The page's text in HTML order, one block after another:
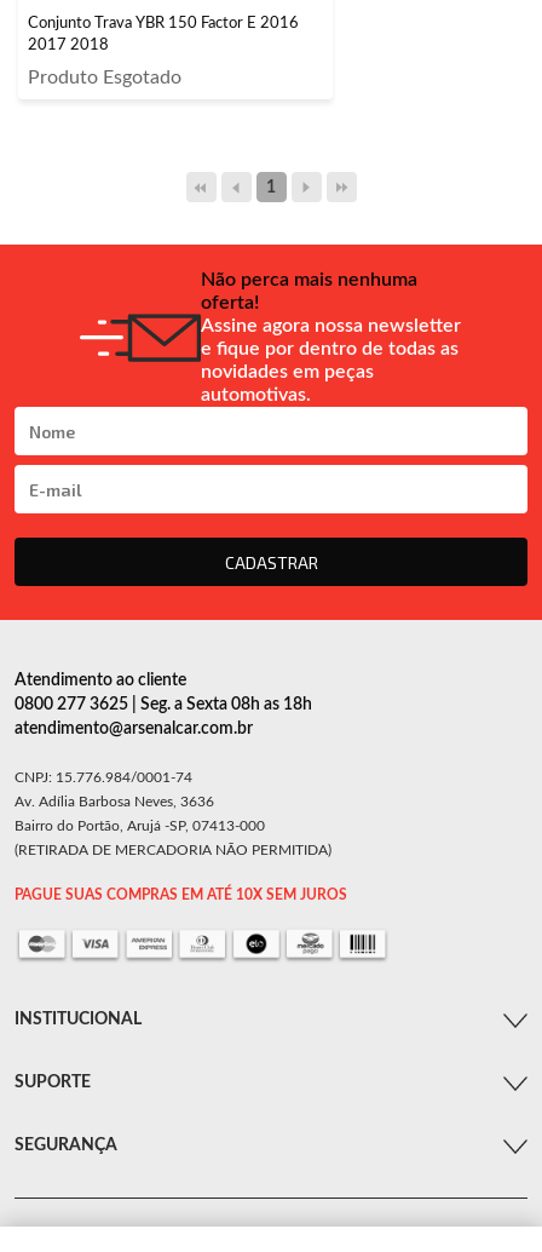
Conjunto Trava YBR 150 Factor E 2016
2017 2018
Produto Esgotado
1
Não perca mais nenhuma
oferta!
Assine agora nossa newsletter
e fique por dentro de todas as
novidades em peças
automotivas.
CADASTRAR
Atendimento ao cliente
0800 277 3625 | Seg. a Sexta 08h as 18h
atendimento@arsenalcar.com.br
CNPJ: 15.776.984/0001-74
Av. Adília Barbosa Neves, 3636
Bairro do Portão, Arujá -SP, 07413-000
(RETIRADA DE MERCADORIA NÃO PERMITIDA)
PAGUE SUAS COMPRAS EM ATÉ 10X SEM JUROS
INSTITUCIONAL
SUPORTE
SEGURANÇA